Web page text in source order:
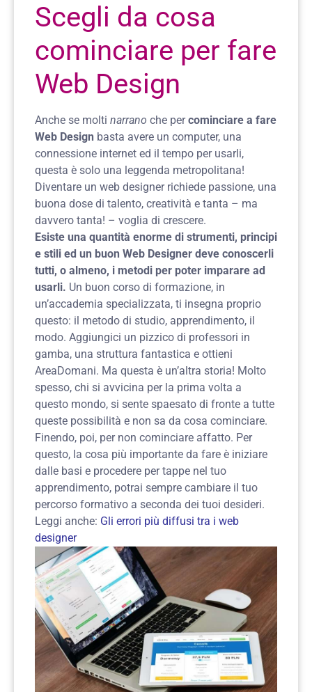
Scegli da cosa
cominciare per fare
Web Design
Anche se molti narrano che percominciare a fare
Web Design basta avere un computer, una
connessione internet ed il tempo per usarli,
questa è solo una leggenda metropolitana!
Diventare un web designer richiede passione, una
buona dose di talento, creatività e tanta – ma
davvero tanta! – voglia di crescere.
Esiste una quantità enorme di strumenti, principi
e stili ed un buon Web Designer deve conoscerli
tutti, o almeno, i metodi per poter imparare ad
usarli. Un buon corso di formazione, in
un’accademia specializzata, ti insegna proprio
questo: il metodo di studio, apprendimento, il
modo. Aggiungici un pizzico di professori in
gamba, una struttura fantastica e ottieni
AreaDomani. Ma questa è un’altra storia! Molto
spesso, chi si avvicina per la prima volta a
questo mondo, si sente spaesato di fronte a tutte
queste possibilità e non sa da cosa cominciare.
Finendo, poi, per non cominciare affatto. Per
questo, la cosa più importante da fare è iniziare
dalle basi e procedere per tappe nel tuo
apprendimento, potrai sempre cambiare il tuo
percorso formativo a seconda dei tuoi desideri.
Leggi anche: Gli errori più diffusi tra i web
designer